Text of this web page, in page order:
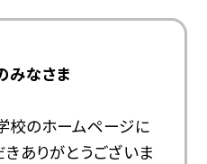
みなさま
のホームページに
ありがとうございま